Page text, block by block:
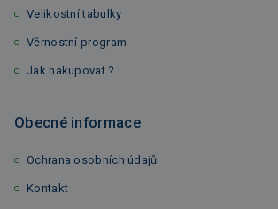
Velikostní tabulky
Věrnostní program
Jak nakupovat ?
Obecné informace
Ochrana osobních údajů
Kontakt